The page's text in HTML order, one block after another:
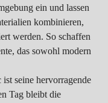
ein und lassen
kombinieren,
werden. So schaffen
das sowohl modern
seine hervorragende
Tag bleibt die